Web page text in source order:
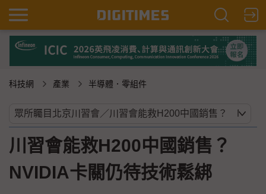
科技網 產業 半導體．零組件
川習會能救H200中國銷售？
NVIDIA卡關仍待技術鬆綁